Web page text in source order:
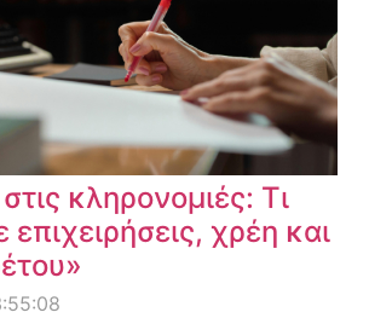
κληρονομιές: Τι
επιχειρήσεις, χρέη και